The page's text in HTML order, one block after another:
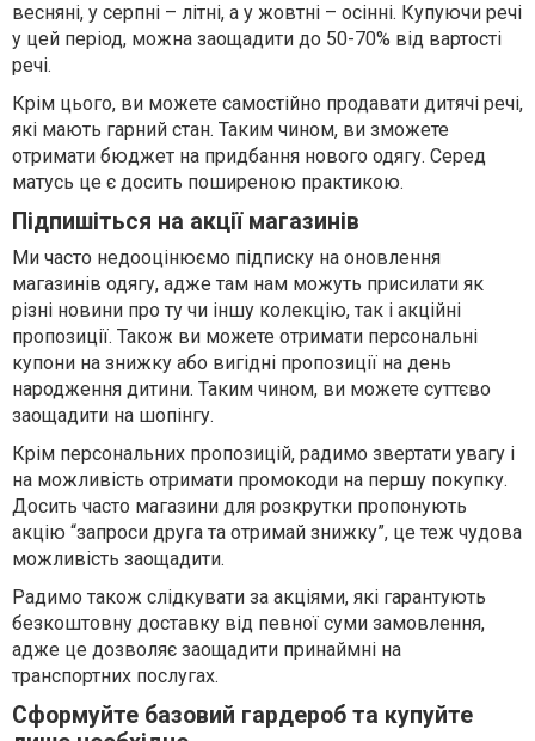
весняні, у серпні – літні, а у жовтні – осінні. Купуючи речі
у цей період, можна заощадити до 50-70% від вартості
речі.
Крім цього, ви можете самостійно продавати дитячі речі,
які мають гарний стан. Таким чином, ви зможете
отримати бюджет на придбання нового одягу. Серед
матусь це є досить поширеною практикою.
Підпишіться на акції магазинів
Ми часто недооцінюємо підписку на оновлення
магазинів одягу, адже там нам можуть присилати як
різні новини про ту чи іншу колекцію, так і акційні
пропозиції. Також ви можете отримати персональні
купони на знижку або вигідні пропозиції на день
народження дитини. Таким чином, ви можете суттєво
заощадити на шопінгу.
Крім персональних пропозицій, радимо звертати увагу і
на можливість отримати промокоди на першу покупку.
Досить часто магазини для розкрутки пропонують
акцію “запроси друга та отримай знижку”, це теж чудова
можливість заощадити.
Радимо також слідкувати за акціями, які гарантують
безкоштовну доставку від певної суми замовлення,
адже це дозволяє заощадити принаймні на
транспортних послугах.
Сформуйте базовий гардероб та купуйте